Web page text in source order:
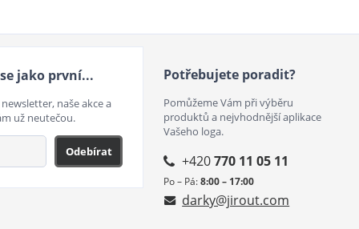
jako první...
naše akce a
už neutečou.
Odebírat
Potřebujete poradit?
Pomůžeme Vám při výběru
produktů a nejvhodnější aplikace
Vašeho loga.
+420770 11 05 11
Po – Pá:8:00 – 17:00
darky@jirout.com